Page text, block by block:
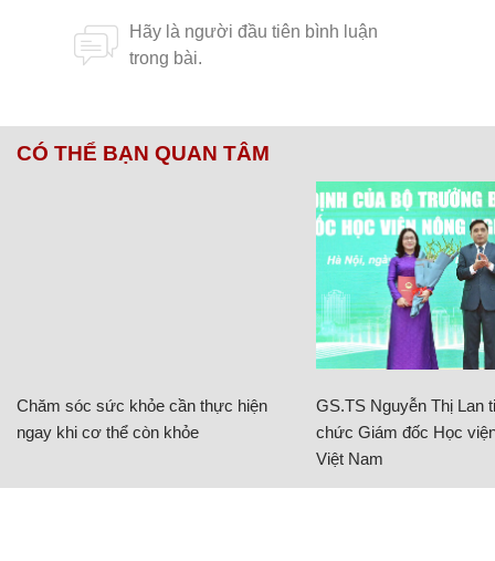
CÓ THỂ BẠN QUAN TÂM
Chăm sóc sức khỏe cần thực hiện
ngay khi cơ thể còn khỏe
GS.TS Nguyễn Thị Lan
chức Giám đốc Học
Việt Nam